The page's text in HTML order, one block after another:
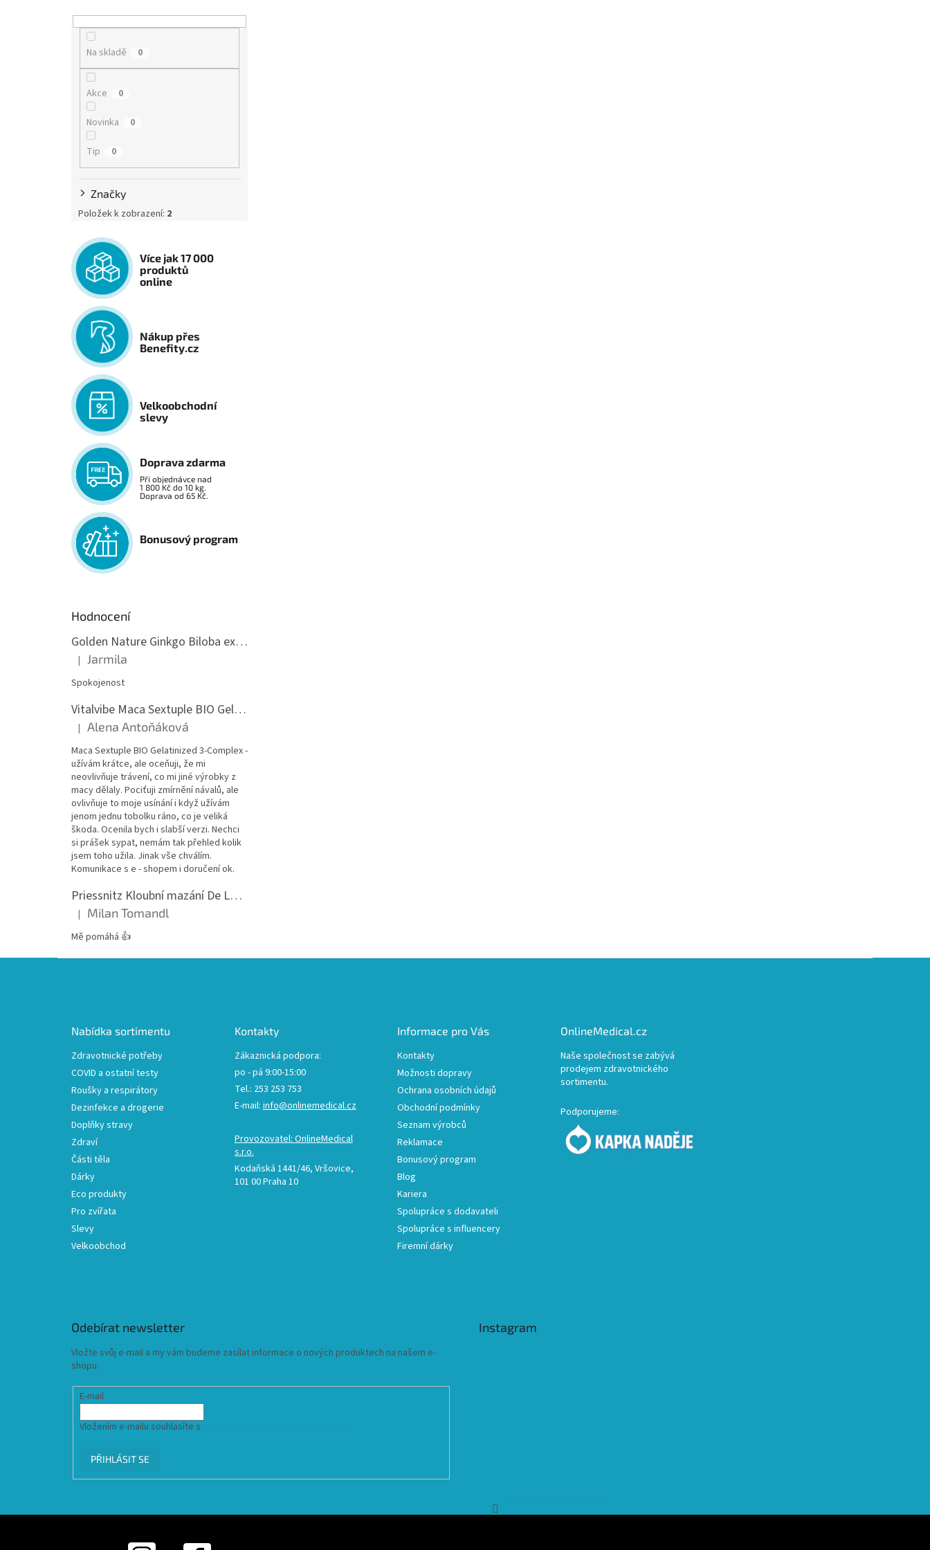
Na skladě 0
Akce 0
Novinka 0
Tip 0
Značky
Položek k zobrazení: 2
Více jak 17 000
produktů
online
Nákup přes
Benefity.cz
Velkoobchodní
slevy
Doprava zdarma
Při objednávce nad
1 800 Kč do 10 kg.
Doprava od 65 Kč.
Bonusový program
Hodnocení
Golden Nature Ginkgo Biloba extrakt 50:1 60mg, 100 kapslí
Hodnocení produktu je 5 z 5 hvězdiček.
| Jarmila
Spokojenost
Vitalvibe Maca Sextuple BIO Gelatinized 3-Complex, 60 kapslí
Hodnocení produktu je 5 z 5 hvězdiček.
| Alena Antoňáková
Maca Sextuple BIO Gelatinized 3-Complex -
užívám krátce, ale oceňuji, že mi
neovlivňuje trávení, co mi jiné výrobky z
macy dělaly. Pociťuji zmírnění návalů, ale
ovlivňuje to moje usínání i když užívám
jenom jednu tobolku ráno, co je veliká
škoda. Ocenila bych i slabší verzi. Nechci
si prášek sypat, nemám tak přehled kolik
jsem toho užila. Jinak vše chválím.
Komunikace s e - shopem i doručení ok.
Priessnitz Kloubní mazání De Luxe, 200ml
Hodnocení produktu je 5 z 5 hvězdiček.
| Milan Tomandl
Mě pomáhá 👍
Nabídka sortimentu
Zdravotnické potřeby
COVID a ostatní testy
Roušky a respirátory
Dezinfekce a drogerie
Doplňky stravy
Zdraví
Části těla
Dárky
Eco produkty
Pro zvířata
Slevy
Velkoobchod
Kontakty
Zákaznická podpora:
po - pá 9:00-15:00
Tel.: 253 253 753
E-mail: info@onlinemedical.cz
Provozovatel: OnlineMedical
s.r.o.
Kodaňská 1441/46, Vršovice,
101 00 Praha 10
Informace pro Vás
Kontakty
Možnosti dopravy
Ochrana osobních údajů
Obchodní podmínky
Seznam výrobců
Reklamace
Bonusový program
Blog
Kariera
Spolupráce s dodavateli
Spolupráce s influencery
Firemní dárky
OnlineMedical.cz
Naše společnost se zabývá
prodejem zdravotnického
sortimentu.
Podporujeme:
Odebírat newsletter
Vložte svůj e-mail a my vám budeme zasílat informace o nových produktech na našem e-
shopu.
E-mail
Vložením e-mailu souhlasíte s
PŘIHLÁSIT SE
Instagram